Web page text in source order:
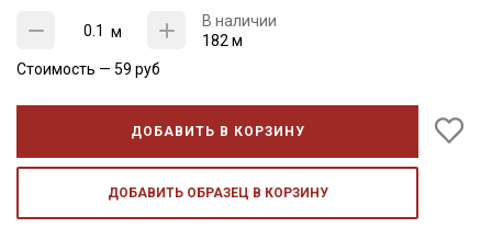
м
В наличии
182 м
Стоимость — 59 руб
ДОБАВИТЬ В КОРЗИНУ
ДОБАВИТЬ ОБРАЗЕЦ В КОРЗИНУ